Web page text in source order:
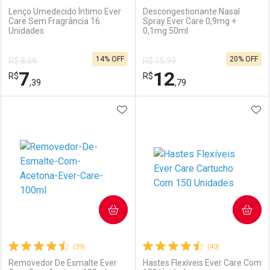
Comprar sem Desconto
Por R$ 7,19/cada
Comprar sem Desconto
Por R$ 7,19/cada
Ativar Desconto
Comprar sem Desconto
Por R$ 10,31/cada
Comprar sem Desconto
Por R$ 10,31/cada
Lenço Umedecido Íntimo Ever
Care Sem Fragrância 16
Unidades
R$ 8,59
R$7,39
14% OFF
Laboratório
Por Menos
Descongestionante Nasal
Spray Ever Care 0,9mg +
0,1mg 50ml
R$ 15,99
R$12,79
20% OFF
Laboratório
Por Menos
(39)
Removedor De Esmalte Ever
ADICIONAR AOS FAVORITOS
COMPRAR
(40)
Hastes Flexíveis Ever Care Com
COMPRAR